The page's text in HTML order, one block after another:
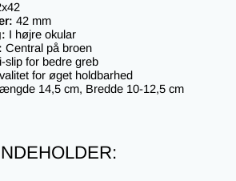
42 mm
I højre okular
Central på broen
slip for bedre greb
for øget holdbarhed
14,5 cm, Bredde 10-12,5 cm